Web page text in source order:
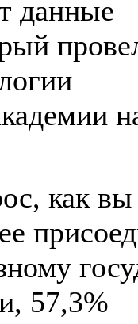
данные
как вы
57,3%